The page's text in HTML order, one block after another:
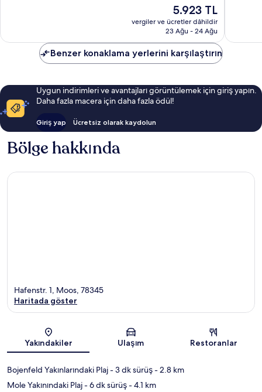
Güncel
fiyat:
5.923 TL
5.923 TL
vergiler ve ücretler dâhildir
23 Ağu - 24 Ağu
Benzer konaklama yerlerini karşılaştırın
Uygun indirimleri ve avantajları görüntülemek için giriş yapın.
Daha fazla macera için daha fazla ödül!
Giriş yap Ücretsiz olarak kaydolun
Bölge hakkında
Harita
Hafenstr. 1, Moos, 78345
Haritada göster
Yakındakiler Ulaşım Restoranlar
Bojenfeld Yakınlarındaki Plaj- 3 dk sürüş- 2.8 km
Mole Yakınındaki Plaj- 6 dk sürüş- 4.1 km